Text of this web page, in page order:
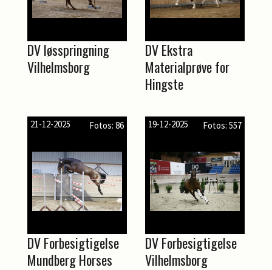
DV løsspringning
Vilhelmsborg
DV Ekstra
Materialprøve for
Hingste
21-12-2025 Fotos: 86
DV Forbesigtigelse
Mundberg Horses
19-12-2025 Fotos: 557
DV Forbesigtigelse
Vilhelmsborg